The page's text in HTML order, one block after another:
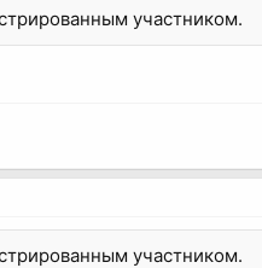
участником.
участником.